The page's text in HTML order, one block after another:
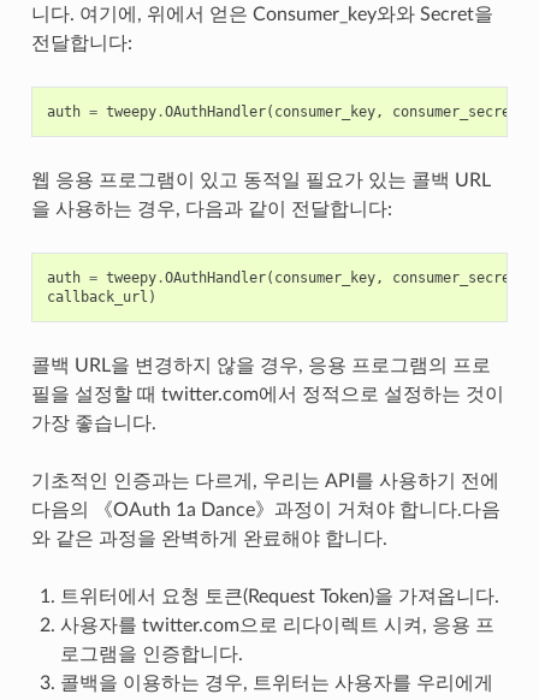
니다. 여기에, 위에서 얻은 Consumer_key와와 Secret을
전달합니다:
auth = tweepy.OAuthHandler( consumer_key, consumer_secret
웹 응용 프로그램이 있고 동적일 필요가 있는 콜백 URL
을 사용하는 경우, 다음과 같이 전달합니다:
auth = tweepy.OAuthHandler( consumer_key, consumer_secret
callback_url )
콜백 URL을 변경하지 않을 경우, 응용 프로그램의 프로
필을 설정할 때 twitter.com에서 정적으로 설정하는 것이
가장 좋습니다.
기초적인 인증과는 다르게, 우리는 API를 사용하기 전에
다음의 《OAuth 1a Dance》과정이 거쳐야 합니다.다음
와 같은 과정을 완벽하게 완료해야 합니다.
트위터에서 요청 토큰(Request Token)을 가져옵니다.
사용자를 twitter.com으로 리다이렉트 시켜, 응용 프
로그램을 인증합니다.
콜백을 이용하는 경우, 트위터는 사용자를 우리에게